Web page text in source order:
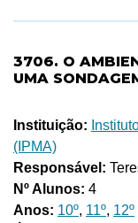
3706. O
UMA
Instituição:
(IPMA)
Responsável:
Nº Alunos: 4
Anos: 10º, 11º, 12º